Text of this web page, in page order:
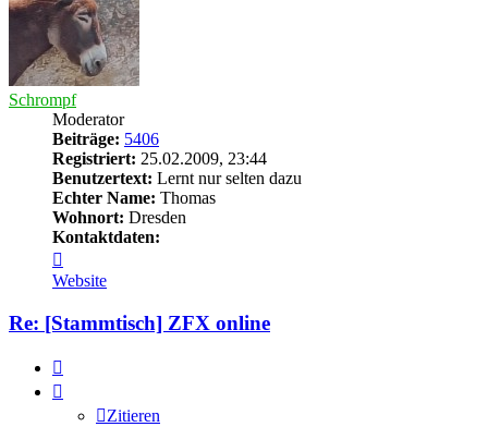
Schrompf
Moderator
Beiträge: 5406
Registriert: 25.02.2009, 23:44
Benutzertext: Lernt nur selten dazu
Echter Name: Thomas
Wohnort: Dresden
Kontaktdaten:
von
Schrompf
Website
Re: [Stammtisch] ZFX online
Zitieren